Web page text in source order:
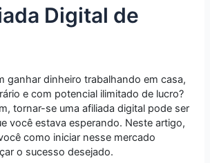
Digital de
ganhar dinheiro trabalhando em casa,
e com potencial ilimitado de lucro?
tornar-se uma afiliada digital pode ser
você estava esperando. Neste artigo,
como iniciar nesse mercado
o sucesso desejado.